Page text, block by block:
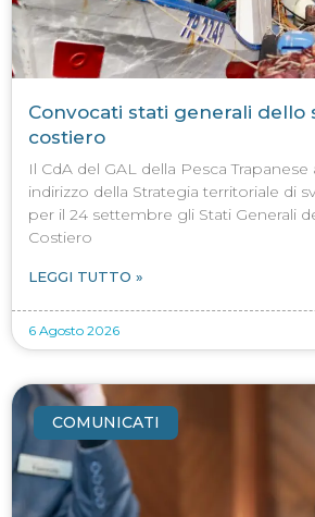
Convocati stati generali dello
costiero
Il CdA del GAL della Pesca
indirizzo della Strategia territoriale di
per il 24 settembre gli Stati Generali
Costiero
LEGGI TUTTO »
6 Agosto 2026
COMUNICATI